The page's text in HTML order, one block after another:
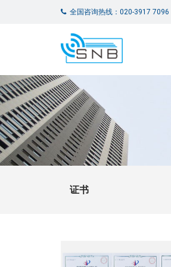
全国咨询热线：020-3917 7096
证书